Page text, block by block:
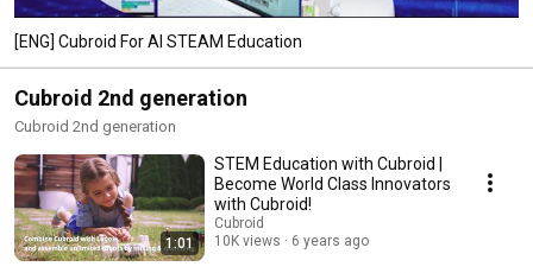
[ENG] Cubroid For AI STEAM Education
Cubroid 2nd generation
Cubroid 2nd generation
1:01
STEM Education with Cubroid |
Become World Class Innovators
with Cubroid!
Cubroid
10K views
6 years ago